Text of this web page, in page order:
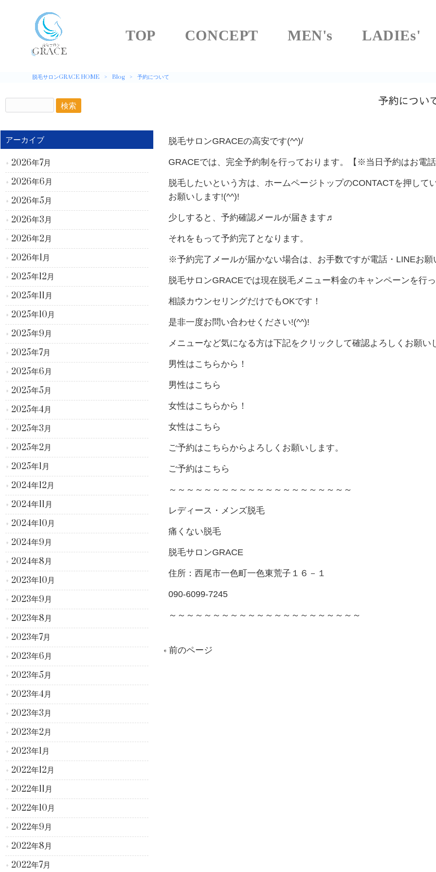
TOP CONCEPT MEN's LADIEs'
脱毛サロンGRACE HOME > Blog > 予約について
予約につい
脱毛サロンGRACEの高安です(^^)/
GRACEでは、完全予約制を行っております。【※当日予約はお電話
脱毛したいという方は、ホームページトップのCONTACTを押し
お願いします!(^^)!
少しすると、予約確認メールが届きます♬
それをもって予約完了となります。
※予約完了メールが届かない場合は、お手数ですが電話・LINEお願
脱毛サロンGRACEでは現在脱毛メニュー料金のキャンペーンを行
相談カウンセリングだけでもOKです！
是非一度お問い合わせください!(^^)!
メニューなど気になる方は下記をクリックして確認よろしくお願い
男性はこちらから！
男性はこちら
女性はこちらから！
女性はこちら
ご予約はこちらからよろしくお願いします。
ご予約はこちら
～～～～～～～～～～～～～～～～～～～～～
レディース・メンズ脱毛
痛くない脱毛
脱毛サロンGRACE
住所：西尾市一色町一色東荒子１６－１
090-6099-7245
～～～～～～～～～～～～～～～～～～～～～～
« 前のページ
アーカイブ
2026年7月
2026年6月
2026年5月
2026年3月
2026年2月
2026年1月
2025年12月
2025年11月
2025年10月
2025年9月
2025年7月
2025年6月
2025年5月
2025年4月
2025年3月
2025年2月
2025年1月
2024年12月
2024年11月
2024年10月
2024年9月
2024年8月
2023年10月
2023年9月
2023年8月
2023年7月
2023年6月
2023年5月
2023年4月
2023年3月
2023年2月
2023年1月
2022年12月
2022年11月
2022年10月
2022年9月
2022年8月
2022年7月